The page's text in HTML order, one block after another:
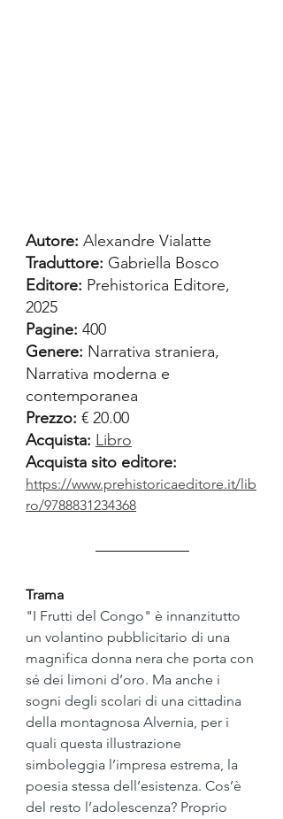
Autore: Alexandre Vialatte
Traduttore: Gabriella Bosco
Editore: Prehistorica Editore,
2025
Pagine: 400
Genere: Narrativa straniera,
Narrativa moderna e
contemporanea
Prezzo: € 20.00
Acquista: Libro
Acquista sito editore:
https://www.prehistoricaeditore.it/lib
ro/9788831234368
Trama
"I Frutti del Congo" è innanzitutto
un volantino pubblicitario di una
magnifica donna nera che porta con
sé dei limoni d’oro. Ma anche i
sogni degli scolari di una cittadina
della montagnosa Alvernia, per i
quali questa illustrazione
simboleggia l’impresa estrema, la
poesia stessa dell’esistenza. Cos’è
del resto l’adolescenza? Proprio